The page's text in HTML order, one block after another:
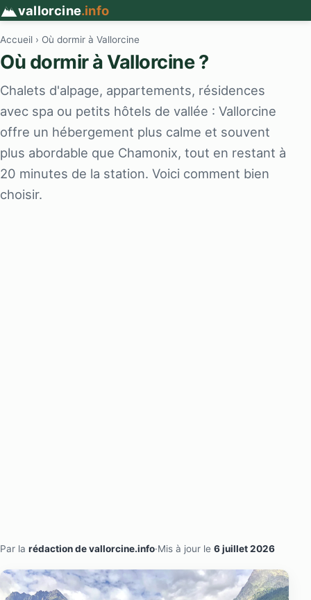
vallorcine.info
Accueil › Où dormir à Vallorcine
Où dormir à Vallorcine ?
Chalets d'alpage, appartements, résidences
avec spa ou petits hôtels de vallée : Vallorcine
offre un hébergement plus calme et souvent
plus abordable que Chamonix, tout en restant à
20 minutes de la station. Voici comment bien
choisir.
Par la rédaction de vallorcine.info·Mis à jour le 6 juillet 2026